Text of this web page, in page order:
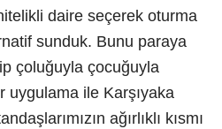
daire seçerek oturma
sunduk. Bunu paraya
çoluğuyla çocuğuyla
uygulama ile Karşıyaka
ağırlıklı kısmı